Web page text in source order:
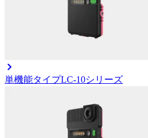
単機能タイプLC-10シリーズ